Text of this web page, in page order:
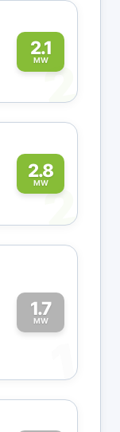
2.1
MW2
2.8
MW2
1.7
MW
1